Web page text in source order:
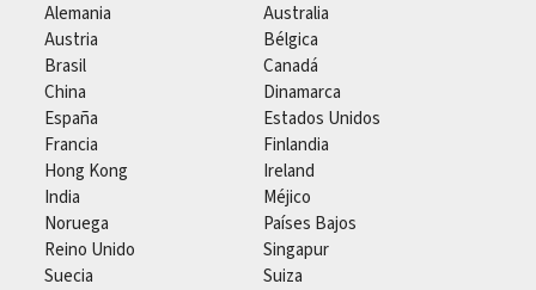
Alemania
Australia
Austria
Bélgica
Brasil
Canadá
China
Dinamarca
España
Estados Unidos
Francia
Finlandia
Hong Kong
Ireland
India
Méjico
Noruega
Países Bajos
Reino Unido
Singapur
Suecia
Suiza